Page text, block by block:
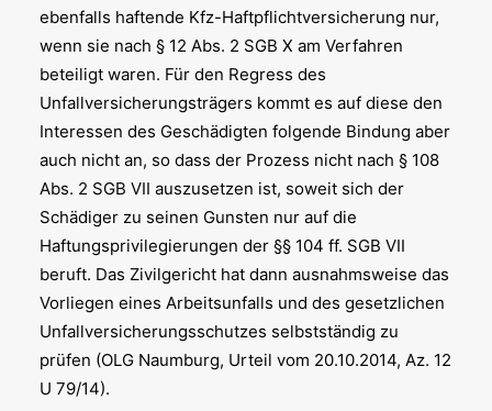
ebenfalls haftende Kfz-Haftpflichtversicherung nur,
wenn sie nach § 12 Abs. 2 SGB X am Verfahren
beteiligt waren. Für den Regress des
Unfallversicherungsträgers kommt es auf diese den
Interessen des Geschädigten folgende Bindung aber
auch nicht an, so dass der Prozess nicht nach § 108
Abs. 2 SGB VII auszusetzen ist, soweit sich der
Schädiger zu seinen Gunsten nur auf die
Haftungsprivilegierungen der §§ 104 ff. SGB VII
beruft. Das Zivilgericht hat dann ausnahmsweise das
Vorliegen eines Arbeitsunfalls und des gesetzlichen
Unfallversicherungsschutzes selbstständig zu
prüfen (OLG Naumburg, Urteil vom 20.10.2014, Az. 12
U 79/14).